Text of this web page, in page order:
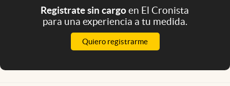
Registrate sin cargoen El Cronista
para una experiencia a tu medida.
Quiero registrarme